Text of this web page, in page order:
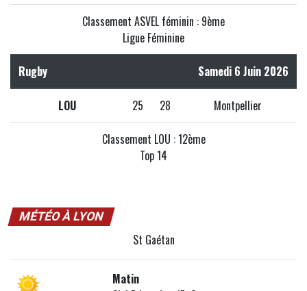
Classement ASVEL féminin : 9ème
Ligue Féminine
Rugby Samedi 6 Juin 2026
LOU 25 28 Montpellier
Classement LOU : 12ème
Top 14
MÉTÉO À LYON
St Gaétan
Matin